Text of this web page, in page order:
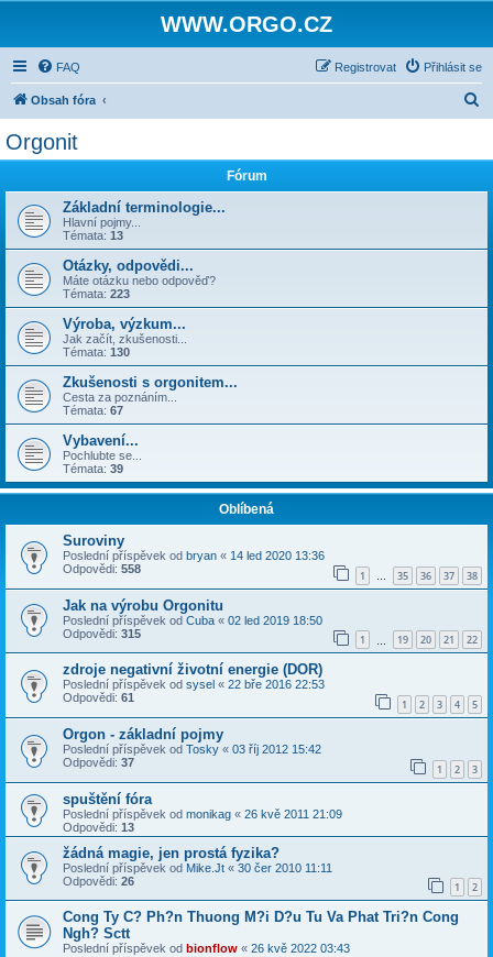
WWW.ORGO.CZ
FAQ Přihlásit se
Registrovat
Obsah fóra
Orgonit
Fórum
Základní terminologie...
Hlavní pojmy...
Témata: 13
Otázky, odpovědi...
Máte otázku nebo odpověď?
Témata: 223
Výroba, výzkum...
Jak začít, zkušenosti...
Témata: 130
Zkušenosti s orgonitem...
Cesta za poznáním...
Témata: 67
Vybavení...
Pochlubte se...
Témata: 39
Oblíbená
Suroviny
Poslední příspěvek od bryan « 14 led 2020 13:36
Odpovědi: 558 1 … 35 36 37 38
Jak na výrobu Orgonitu
Poslední příspěvek od Cuba « 02 led 2019 18:50
Odpovědi: 315 1 19 20 21 22
zdroje negativní životní energie (DOR)
Poslední příspěvek od sysel « 22 bře 2016 22:53
Odpovědi: 61 1 2 3 4 5
Orgon - základní pojmy
Poslední příspěvek od Tosky « 03 říj 2012 15:42
Odpovědi: 37 1 2 3
spuštění fóra
Poslední příspěvek od monikag « 26 kvě 2011 21:09
Odpovědi: 13
žádná magie, jen prostá fyzika?
Poslední příspěvek od Mike.Jt « 30 čer 2010 11:11
Odpovědi: 26 1 2
Cong Ty C? Ph?n Thuong M?i D?u Tu Va Phat Tri?n Cong
Ngh? Sctt
Poslední příspěvek od bionflow « 26 kvě 2022 03:43